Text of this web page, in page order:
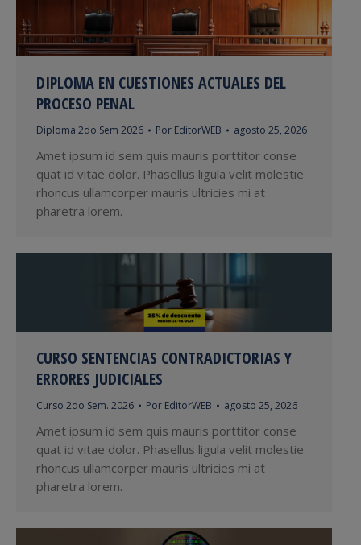
DIPLOMA EN CUESTIONES ACTUALES DEL
PROCESO PENAL
Diploma 2do Sem 2026 Por EditorWEB agosto 25, 2026
Amet ipsum id sem quis mauris porttitor conse
quat id vitae dolor. Phasellus ligula velit molestie
rhoncus ullamcorper mauris ultricies mi at
pharetra lorem.
CURSO SENTENCIAS CONTRADICTORIAS Y
ERRORES JUDICIALES
Curso 2do Sem. 2026 Por EditorWEB agosto 25, 2026
Amet ipsum id sem quis mauris porttitor conse
quat id vitae dolor. Phasellus ligula velit molestie
rhoncus ullamcorper mauris ultricies mi at
pharetra lorem.